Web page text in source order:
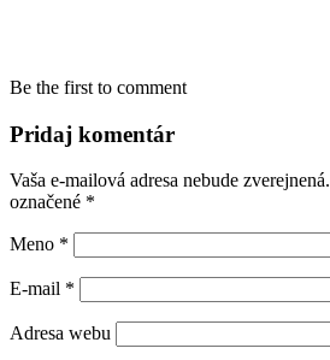
Be the first to comment
Pridaj komentár
Vaša e-mailová adresa nebude zverejnená.
označené *
Meno *
E-mail *
Adresa webu